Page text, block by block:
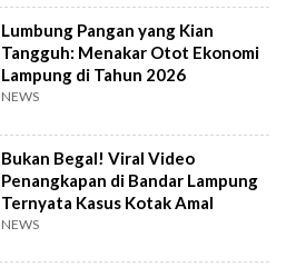
Lumbung Pangan yang Kian
Tangguh: Menakar Otot Ekonomi
Lampung di Tahun 2026
NEWS
Bukan Begal! Viral Video
Penangkapan di Bandar Lampung
Ternyata Kasus Kotak Amal
NEWS